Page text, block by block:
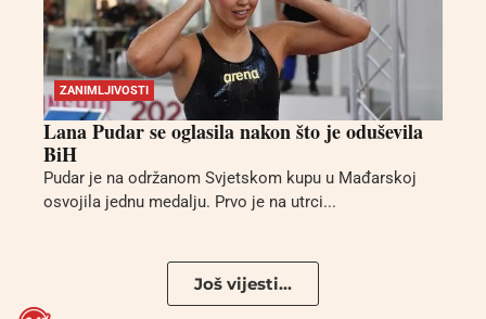
ZANIMLJIVOSTI
Lana Pudar se oglasila nakon što je oduševila
BiH
Pudar je na održanom Svjetskom kupu u Mađarskoj
osvojila jednu medalju. Prvo je na utrci...
Još vijesti...